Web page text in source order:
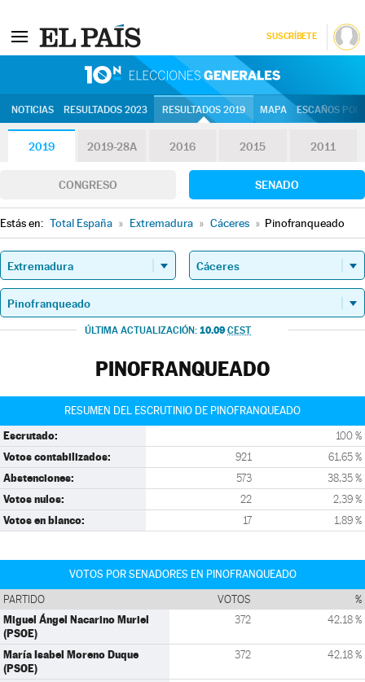
SUSCRÍBETE
NOTICIAS RESULTADOS 2023 RESULTADOS 2019 MAPA ESCAÑOS
2019 2019-28A 2016 2015 2011
CONGRESO SENADO
Estás en: Total España » Extremadura » Cáceres » Pinofranqueado
ÚLTIMA ACTUALIZACIÓN: 10.09 CEST
PINOFRANQUEADO
RESUMEN DEL ESCRUTINIO DE PINOFRANQUEADO
Escrutado: 100 %
Votos contabilizados: 921 61,65 %
Abstenciones: 573 38,35 %
Votos nulos: 22 2,39 %
Votos en blanco: 17 1,89 %
VOTOS POR SENADORES EN PINOFRANQUEADO
PARTIDO VOTOS %
Miguel Ángel Nacarino Muriel
(PSOE)
372 42,18 %
María Isabel Moreno Duque
(PSOE)
372 42,18 %